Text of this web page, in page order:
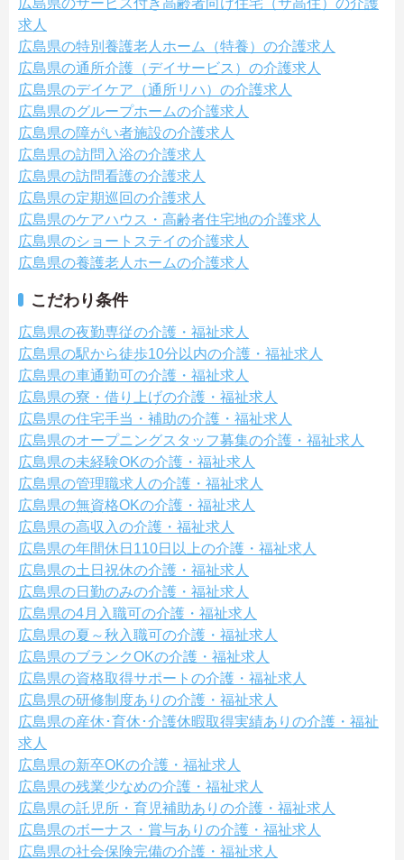
求人
広島県の特別養護老人ホーム（特養）の介護求人
広島県の通所介護（デイサービス）の介護求人
広島県のデイケア（通所リハ）の介護求人
広島県のグループホームの介護求人
広島県の障がい者施設の介護求人
広島県の訪問入浴の介護求人
広島県の訪問看護の介護求人
広島県の定期巡回の介護求人
広島県のケアハウス・高齢者住宅地の介護求人
広島県のショートステイの介護求人
広島県の養護老人ホームの介護求人
こだわり条件
広島県の夜勤専従の介護・福祉求人
広島県の駅から徒歩10分以内の介護・福祉求人
広島県の車通勤可の介護・福祉求人
広島県の寮・借り上げの介護・福祉求人
広島県の住宅手当・補助の介護・福祉求人
広島県のオープニングスタッフ募集の介護・福祉求人
広島県の未経験OKの介護・福祉求人
広島県の管理職求人の介護・福祉求人
広島県の無資格OKの介護・福祉求人
広島県の高収入の介護・福祉求人
広島県の年間休日110日以上の介護・福祉求人
広島県の土日祝休の介護・福祉求人
広島県の日勤のみの介護・福祉求人
広島県の4月入職可の介護・福祉求人
広島県の夏～秋入職可の介護・福祉求人
広島県のブランクOKの介護・福祉求人
広島県の資格取得サポートの介護・福祉求人
広島県の研修制度ありの介護・福祉求人
広島県の産休･育休･介護休暇取得実績ありの介護・福祉
求人
広島県の新卒OKの介護・福祉求人
広島県の残業少なめの介護・福祉求人
広島県の託児所・育児補助ありの介護・福祉求人
広島県のボーナス・賞与ありの介護・福祉求人
広島県の社会保険完備の介護・福祉求人